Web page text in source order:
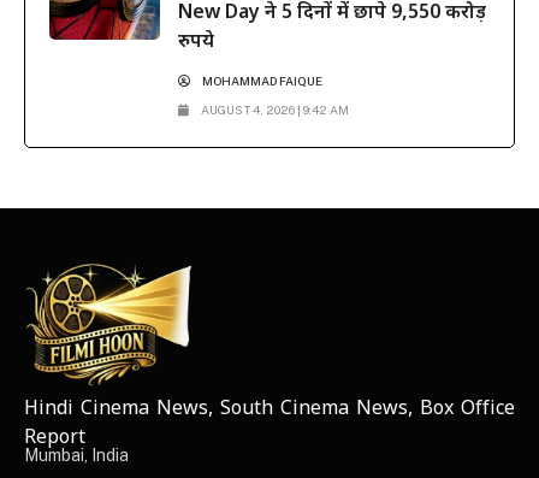
New Day ने 5 दिनों में छापे 9,550 करोड़
रुपये
MOHAMMAD FAIQUE
AUGUST 4, 2026 | 9:42 AM
NEWS ELEMENTOR
Hindi Cinema News, South Cinema News, Box Office
Report
Mumbai, India